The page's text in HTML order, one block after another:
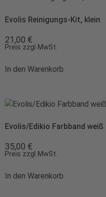
Evolis Reinigungs-Kit, klein
21,00 €
Preis zzgl MwSt.
In den Warenkorb
Evolis/Edikio Farbband
35,00 €
Preis zzgl MwSt.
In den Warenkorb